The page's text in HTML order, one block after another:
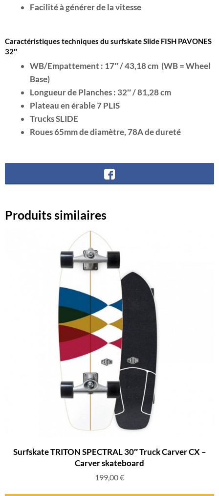
Facilité à générer de la vitesse
Caractéristiques techniques du surfskate Slide FISH PAVONES
32″
WB/Empattement : 17″ / 43,18 cm (WB = Wheel
Base)
Longueur de Planches : 32″ / 81,28 cm
Plateau en érable 7 PLIS
Trucks SLIDE
Roues 65mm de diamètre, 78A de dureté
Produits similaires
Surfskate TRITON SPECTRAL 30″ Truck Carver CX –
Carver skateboard
199,00€